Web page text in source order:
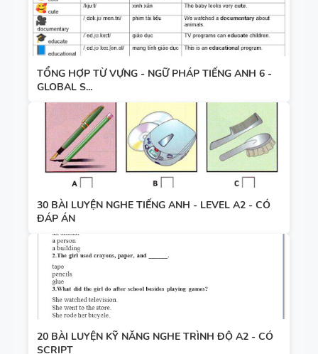
TỔNG HỢP TỪ VỰNG - NGỮ PHÁP TIẾNG ANH 6 -
GLOBAL S...
30 BÀI LUYỆN NGHE TIẾNG ANH - LEVEL A2 - CÓ
ĐÁP ÁN
20 BÀI LUYỆN KỸ NĂNG NGHE TRÌNH ĐỘ A2 - CÓ
SCRIPT